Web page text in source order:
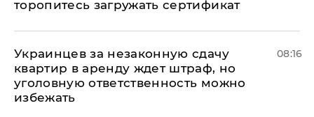
торопитесь загружать сертификат
Украинцев за незаконную сдачу
квартир в аренду ждет штраф, но
уголовную ответственность можно
избежать
08:16